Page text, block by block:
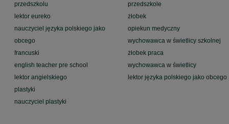
przedszkolu
lektor eureko
nauczyciel języka polskiego jako
obcego
francuski
english teacher pre school
lektor angielskiego
plastyki
nauczyciel plastyki
przedszkole
żłobek
opiekun medyczny
wychowawca w świetlicy szkolnej
żłobek praca
wychowawca w świetlicy
lektor języka polskiego jako obcego